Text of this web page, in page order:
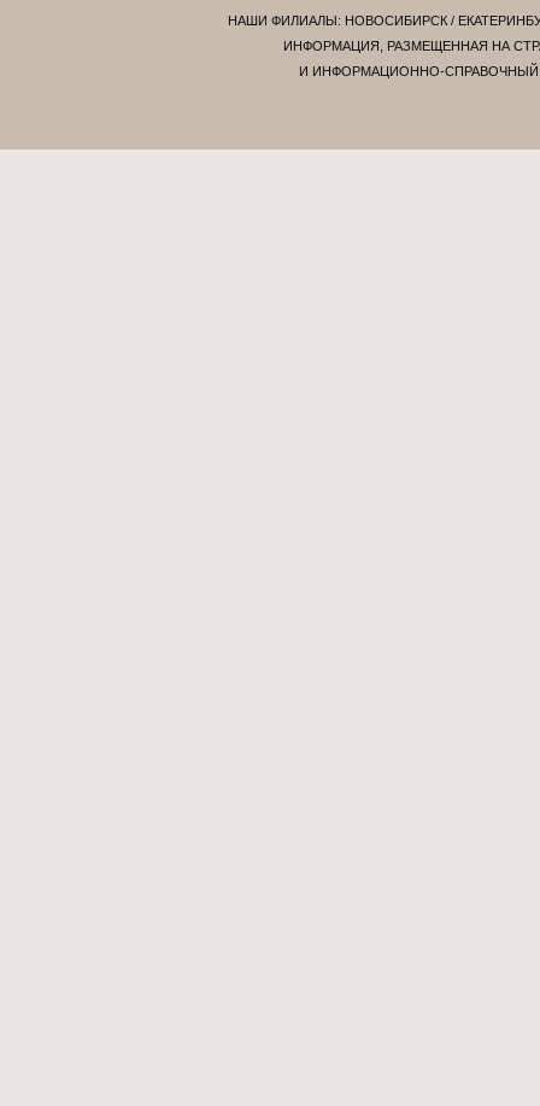
НАШИ ФИЛИАЛЫ: НОВОСИБИРСК/
ИНФОРМАЦИЯ, РАЗМЕЩЕННАЯ НА
И ИНФОРМАЦИОННО-СПРАВОЧНЫЙ